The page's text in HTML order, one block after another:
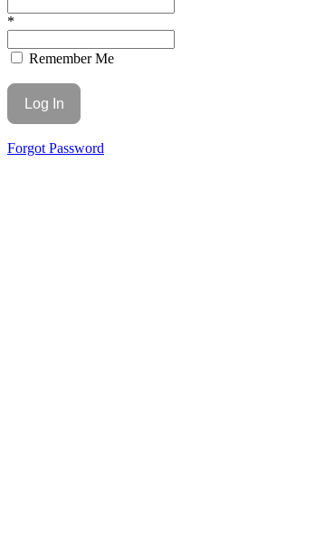
*
Remember Me
Forgot Password